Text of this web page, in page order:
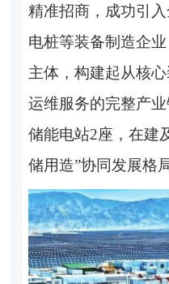
精准招商，成功引
电桩等装备制造企
主体，构建起从核心
运维服务的完整产
储能电站2座，在建
储用造”协同发展格